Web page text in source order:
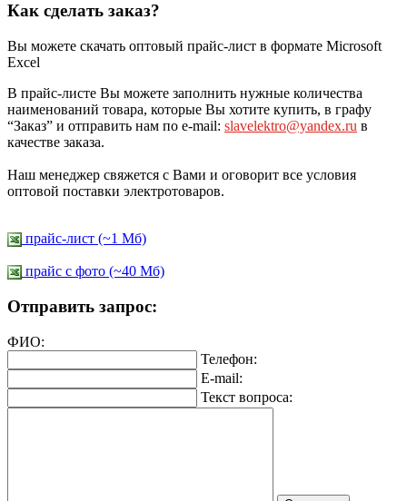
Как сделать заказ?
Вы можете скачать оптовый прайс-лист в формате Microsoft
Excel
В прайс-листе Вы можете заполнить нужные количества
наименований товара, которые Вы хотите купить, в графу
“Заказ” и отправить нам по e-mail: slavelektro@yandex.ru в
качестве заказа.
Наш менеджер свяжется с Вами и оговорит все условия
оптовой поставки электротоваров.
прайс-лист (~1 Мб)
прайс c фото (~40 Мб)
Отправить запрос:
ФИО:
Телефон:
E-mail:
Текст вопроса: